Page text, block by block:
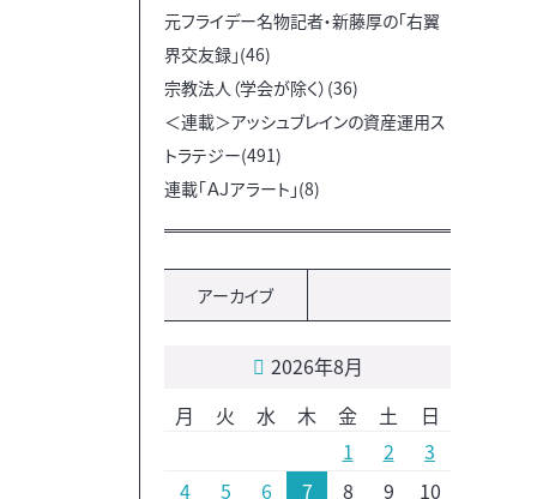
元フライデー名物記者・新藤厚の「右翼
界交友録」(46)
宗教法人（学会が除く）(36)
＜連載＞アッシュブレインの資産運用ス
トラテジー(491)
連載「ＡＪアラート」(8)
アーカイブ
2026年8月
月
火 水 木 金 土
日
1
2
3
4
5 6 7 8 9 10